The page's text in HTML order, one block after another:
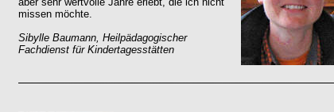
missen möchte.
Sibylle Baumann, Heilpädagogischer
Fachdienst für Kindertagesstätten